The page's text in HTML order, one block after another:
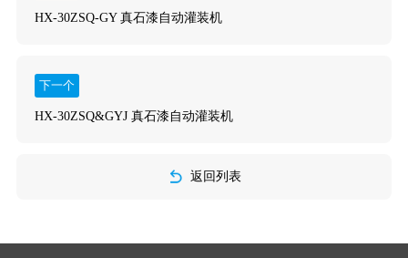
HX-30ZSQ-GY 真石漆自动灌装机
下一个
HX-30ZSQ&GYJ 真石漆自动灌装机
返回列表